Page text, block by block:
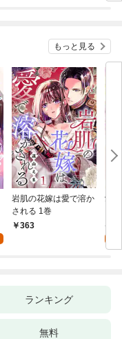
もっと見る
岩肌の花嫁は愛で溶か
される 1巻
363
愛
ランキング
無料